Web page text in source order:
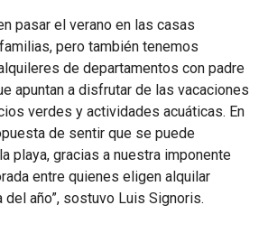
pasar el verano en las casas
pero también tenemos
de departamentos con padre
apuntan a disfrutar de las vacaciones
verdes y actividades acuáticas. En
de sentir que se puede
playa, gracias a nuestra imponente
entre quienes eligen alquilar
año”, sostuvo Luis Signoris.